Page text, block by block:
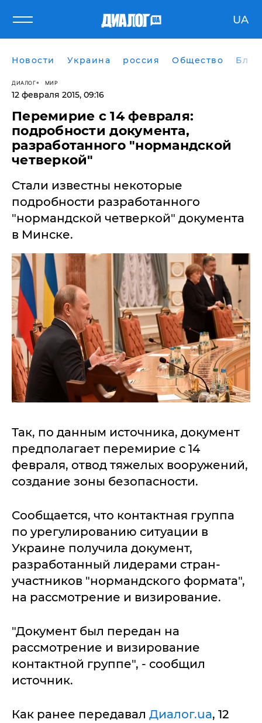
UA
Новости Украина россия Общество
ДИАЛОГ МИР
12 февраля 2015, 09:16
Перемирие с 14 февраля:
подробности документа,
разработанного "нормандской
четверкой"
Стали известны некоторые
подробности разработанного
"нормандской четверкой" документа
в Минске.
Так, по данным источника, документ
предполагает перемирие с 14
февраля, отвод тяжелых вооружений,
создание зоны безопасности.
Сообщается, что контактная группа
по урегулированию ситуации в
Украине получила документ,
разработанный лидерами стран-
участников "нормандского формата",
на рассмотрение и визирование.
"Документ был передан на
рассмотрение и визирование
контактной группе", - сообщил
источник.
Как ранее передавал Диалог.ua, 12